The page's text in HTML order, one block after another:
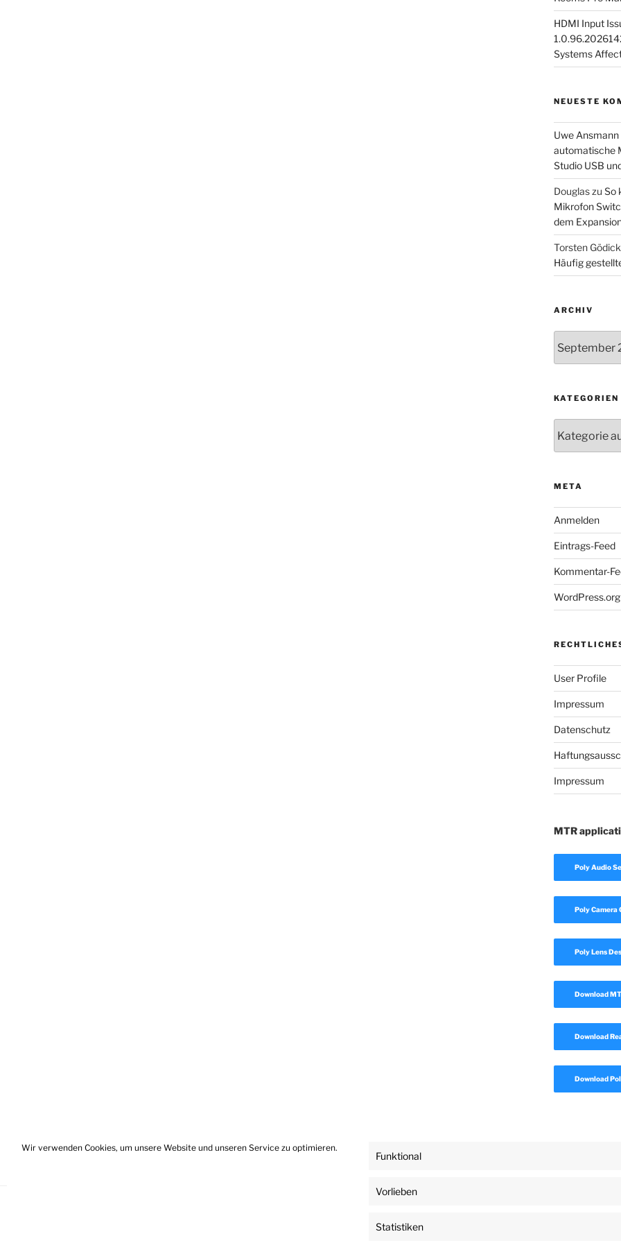
Wir verwenden Cookies, um unsere Website und unseren Service zu optimieren.
Funktional
Vorlieben
Statistiken
HDMI Input
Systems
NEUESTE
Uwe Ansmann
automatische
Studio USB
Douglaszu So
Mikrofon
dem
Torsten
Häufig
ARCHIV
KATEGORIEN
META
Anmelden
Eintrags-Feed
Kommentar-
WordPress.org
User Profile
Impressum
Datenschutz
Impressum
MTR
Poly Audio
Poly Camera
Poly Lens
Download
Download
Download